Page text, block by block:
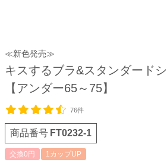
≪新色発売≫
キスするブラ&スタンダード
【アンダー65～75】
76件
商品番号 FT0232-1
交換0円 1カップUP